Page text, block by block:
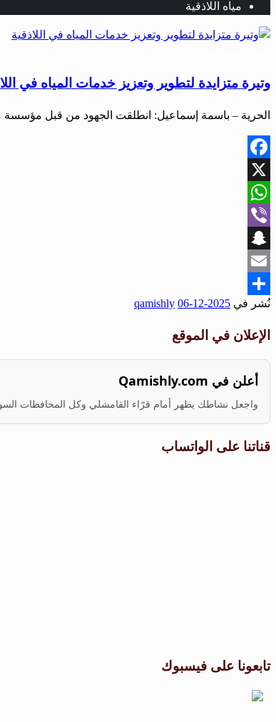
مياه اللاذقية
وتيرة متزايدة لتطوير وتعزيز خدمات المياه في
الحرية – باسمة إسماعيل: انطلقت الجهود من قبل مؤسسة
Facebook
X
WhatsApp
Viber
Snapchat
Email
Share
نُشر في 2025-12-06
qamishly
الإعلان في الموقع
أعلن في Qamishly.com
واجعل نشاطك يظهر أمام قرّاء القامشلي وكل المحافظات
قناتنا على الواتساب
تابعونا على فيسبوك